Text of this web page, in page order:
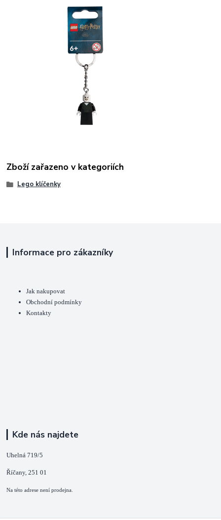
Zboží zařazeno v kategoriích
Lego klíčenky
Informace pro zákazníky
Jak nakupovat
Obchodní podmínky
Kontakty
Kde nás najdete
Uhelná 719/5
Říčany, 251 01
Na této adrese není prodejna.